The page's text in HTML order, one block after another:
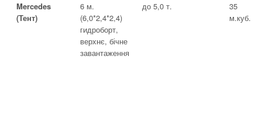
Mercedes
(Тент)
6 м.
(6,0*2,4*2,4)
гидроборт,
верхнє, бічне
завантаження
до 5,0 т.
35
м.куб.